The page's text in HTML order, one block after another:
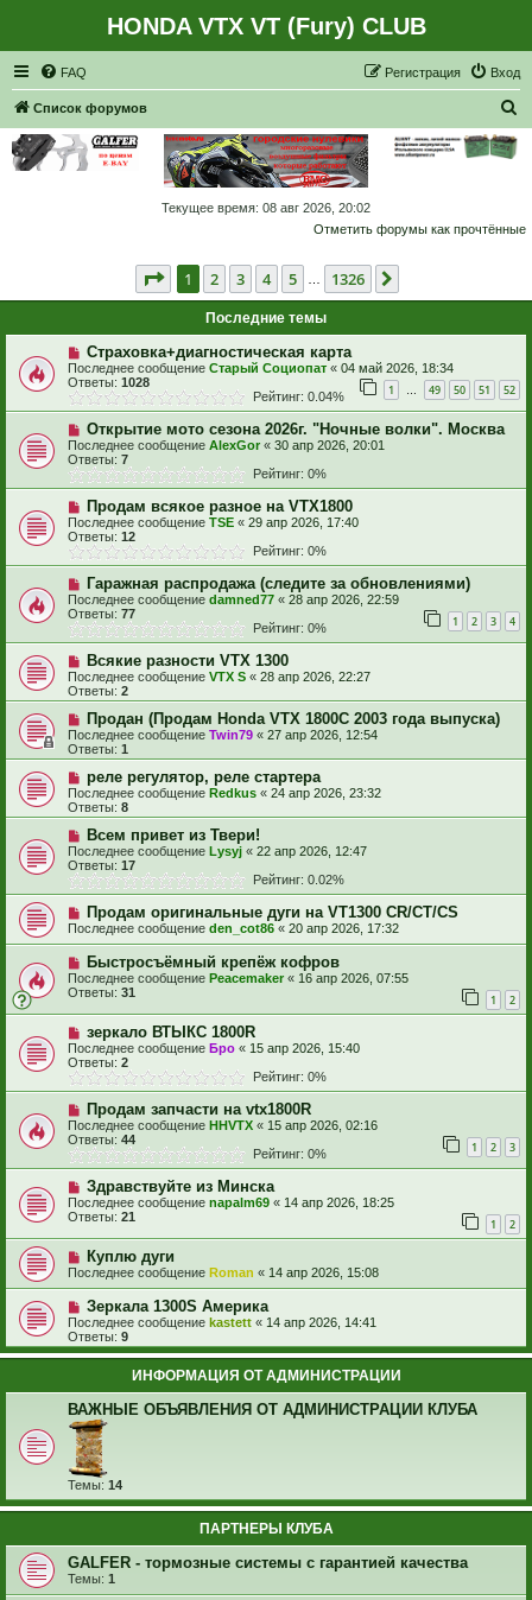
HONDA VTX VT (Fury) CLUB
FAQ Вход
Регистрация
Список форумов
Текущее время: 08 авг 2026, 20:02
Отметить форумы как прочтённые
Страница из 1326
1 2 3 4 5 1326
Последние темы
Страховка+диагностическая карта
Последнее сообщение Старый Социопат « 04 май 2026, 18:34
Ответы: 1028 1 … 49 50 51 52
Рейтинг: 0.04%
Открытие мото сезона 2026г. "Ночные волки". Москва
Последнее сообщение AlexGor « 30 апр 2026, 20:01
Ответы: 7
Рейтинг: 0%
Продам всякое разное на VTX1800
Последнее сообщение TSE « 29 апр 2026, 17:40
Ответы: 12
Рейтинг: 0%
Гаражная распродажа (следите за обновлениями)
Последнее сообщение damned77 « 28 апр 2026, 22:59
Ответы: 77 1 2 3 4
Рейтинг: 0%
Всякие разности VTX 1300
Последнее сообщение VTX S « 28 апр 2026, 22:27
Ответы: 2
Продан (Продам Honda VTX 1800C 2003 года выпуска)
Последнее сообщение Twin79 « 27 апр 2026, 12:54
Ответы: 1
реле регулятор, реле стартера
Последнее сообщение Redkus « 24 апр 2026, 23:32
Ответы: 8
Всем привет из Твери!
Последнее сообщение Lysyj « 22 апр 2026, 12:47
Ответы: 17
Рейтинг: 0.02%
Продам оригинальные дуги на VT1300 CR/CT/CS
Последнее сообщение den_cot86 « 20 апр 2026, 17:32
Быстросъёмный крепёж кофров
Последнее сообщение Peacemaker « 16 апр 2026, 07:55
Ответы: 31 1 2
зеркало ВТЫКС 1800R
Последнее сообщение Бро « 15 апр 2026, 15:40
Ответы: 2
Рейтинг: 0%
Продам запчасти на vtx1800R
Последнее сообщение HHVTX « 15 апр 2026, 02:16
Ответы: 44 1 2 3
Рейтинг: 0%
Здравствуйте из Минска
Последнее сообщение napalm69 « 14 апр 2026, 18:25
Ответы: 21 1 2
Куплю дуги
Последнее сообщение Roman « 14 апр 2026, 15:08
Зеркала 1300S Америка
Последнее сообщение kastett « 14 апр 2026, 14:41
Ответы: 9
ИНФОРМАЦИЯ ОТ АДМИНИСТРАЦИИ
ВАЖНЫЕ ОБЪЯВЛЕНИЯ ОТ АДМИНИСТРАЦИИ КЛУБА
Темы: 14
ПАРТНЕРЫ КЛУБА
GALFER - тормозные системы с гарантией качества
Темы: 1